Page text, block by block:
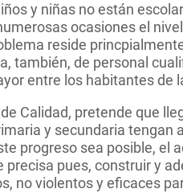
y niñas no están
ocasiones el
reside
también, de personal
entre los habitantes de
Calidad, pretende que
y secundaria
progreso sea posible,
pues, construir y
no violentos y eficaces